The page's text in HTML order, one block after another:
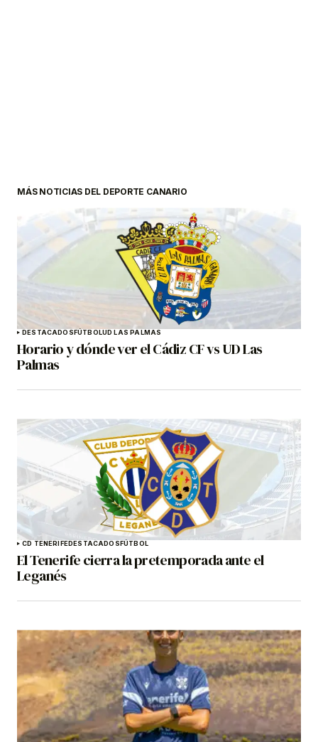
MÁS NOTICIAS DEL DEPORTE CANARIO
DESTACADOS FÚTBOLUD LAS PALMAS
Horario y dónde ver el Cádiz CF vs UD Las
Palmas
CD TENERIFEDESTACADOS FÚTBOL
El Tenerife cierra la pretemporada ante el
Leganés